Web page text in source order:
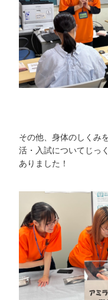
その他、身体のしくみ
活・入試についてじっ
ありました！